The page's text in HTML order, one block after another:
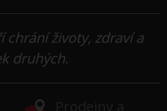
chrání životy, zdraví a
druhých.